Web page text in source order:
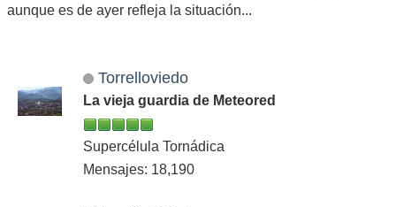
aunque es de ayer refleja la situación...
Torrelloviedo
La vieja guardia de Meteored
Supercélula Tornádica
Mensajes: 18,190